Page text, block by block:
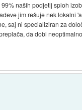
naših podjetij sploh
jim rešuje nek lokalni
saj ni specializiran za
da dobi